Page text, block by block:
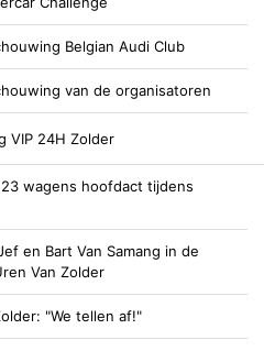
Belgian Audi Club
van de organisatoren
wagens hoofdact tijdens
en Bart Van Samang in de
Van Zolder
"We tellen af!"